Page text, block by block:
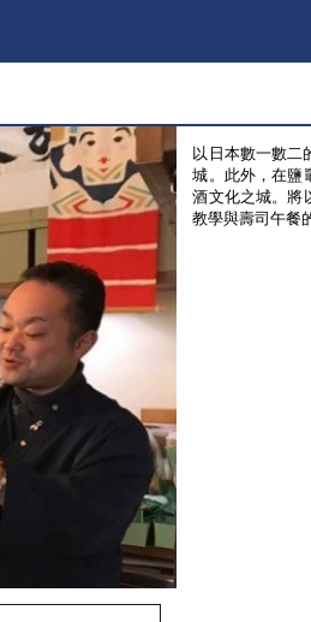
以日本數一數二
城。此外，在鹽
酒文化之城。將
教學與壽司午餐